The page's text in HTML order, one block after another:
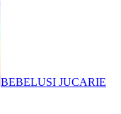
BEBELUSI JUCARIE